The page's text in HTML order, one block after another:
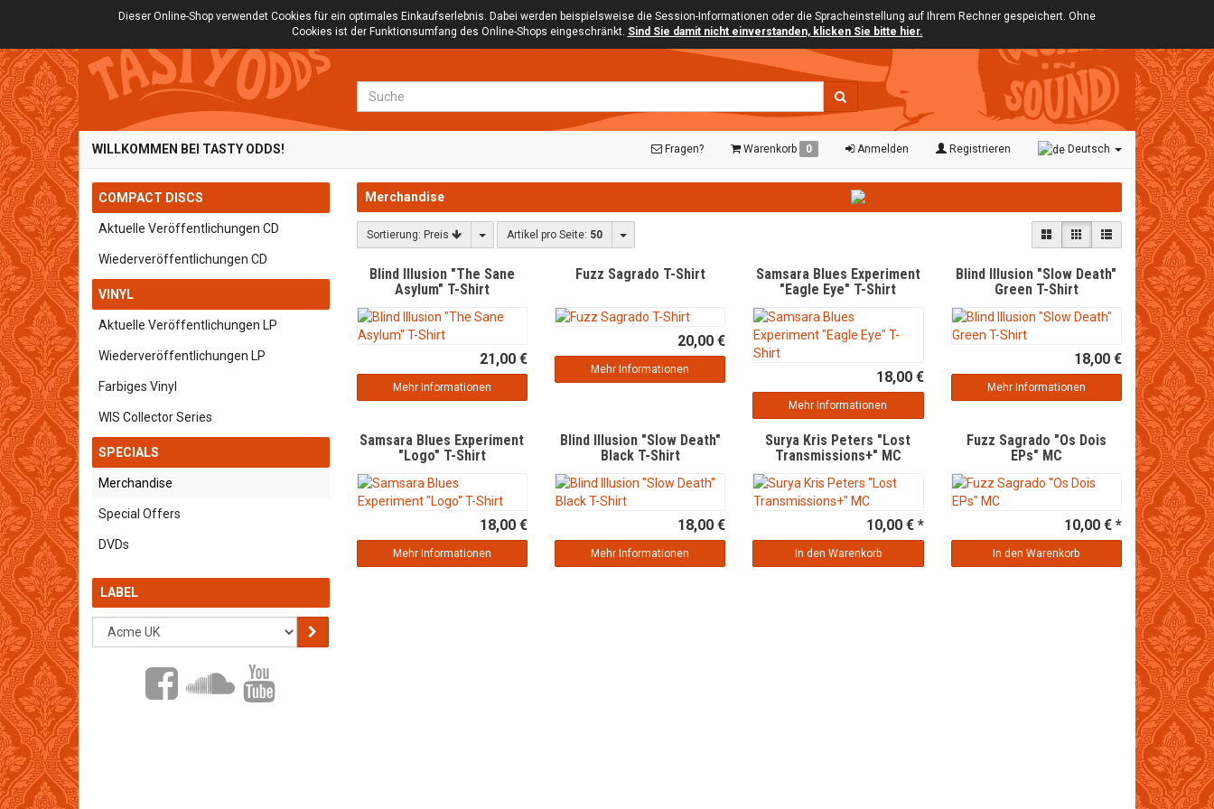
Dieser Online-Shop verwendet Cookies für ein optimales Einkaufserlebnis. Dabei werden beispielsweise die Session-Informationen oder die Spracheinstellung auf Ihrem Rechner gespeichert. Ohne
Cookies ist der Funktionsumfang des Online-Shops eingeschränkt. Sind Sie damit nicht einverstanden, klicken Sie bitte hier.
Suche
WILLKOMMEN BEI TASTY ODDS! Fragen? Warenkorb 0 Anmelden Registrieren Deutsch
Merchandise
Sortierung: Preis Toggle Dropdown
Artikel pro Seite: 50 Toggle Dropdown
Blind Illusion "The Sane
Asylum" T-Shirt
21,00 €
Mehr Informationen
Fuzz Sagrado T-Shirt
20,00 €
Mehr Informationen
Samsara Blues Experiment
"Eagle Eye" T-Shirt
18,00 €
Mehr Informationen
Blind Illusion "Slow Death"
Green T-Shirt
18,00 €
Mehr Informationen
Samsara Blues Experiment
"Logo" T-Shirt
18,00 €
Mehr Informationen
Blind Illusion "Slow Death"
Black T-Shirt
18,00 €
Mehr Informationen
Surya Kris Peters "Lost
Transmissions+" MC
10,00 € *
In den Warenkorb
Fuzz Sagrado "Os Dois
EPs" MC
10,00 € *
In den Warenkorb
COMPACT DISCS
Aktuelle Veröffentlichungen CD
Wiederveröffentlichungen CD
VINYL
Aktuelle Veröffentlichungen LP
Wiederveröffentlichungen LP
Farbiges Vinyl
WIS Collector Series
SPECIALS
Merchandise
Special Offers
DVDs
LABEL